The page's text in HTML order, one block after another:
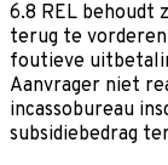
6.8 REL behoudt
terug te vorderen
foutieve
Aanvrager niet
incassobureau
subsidiebedrag